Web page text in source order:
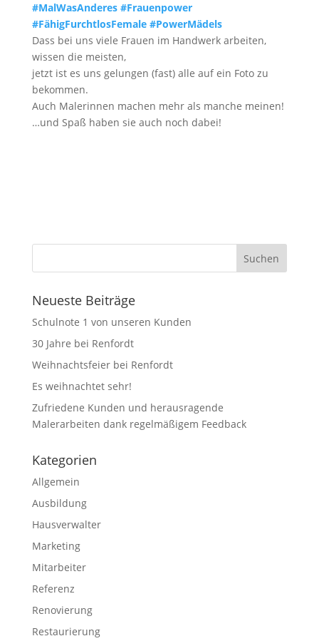
#MalWasAnderes #Frauenpower
#FähigFurchtlosFemale #PowerMädels
Dass bei uns viele Frauen im Handwerk arbeiten,
wissen die meisten,
jetzt ist es uns gelungen (fast) alle auf ein Foto zu
bekommen.
Auch Malerinnen machen mehr als manche meinen!
…und Spaß haben sie auch noch dabei!
Neueste Beiträge
Schulnote 1 von unseren Kunden
30 Jahre bei Renfordt
Weihnachtsfeier bei Renfordt
Es weihnachtet sehr!
Zufriedene Kunden und herausragende
Malerarbeiten dank regelmäßigem Feedback
Kategorien
Allgemein
Ausbildung
Hausverwalter
Marketing
Mitarbeiter
Referenz
Renovierung
Restaurierung